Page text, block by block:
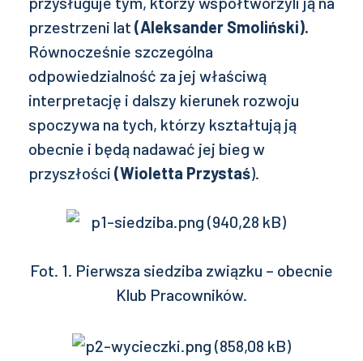
przestrzeni lat (Aleksander Smoliński).
Równocześnie szczególna
odpowiedzialność za jej właściwą
interpretację i dalszy kierunek rozwoju
spoczywa na tych, którzy kształtują ją
obecnie i będą nadawać jej bieg w
przyszłości (Wioletta Przystaś).
Fot. 1. Pierwsza siedziba związku – obecnie
Klub Pracowników.